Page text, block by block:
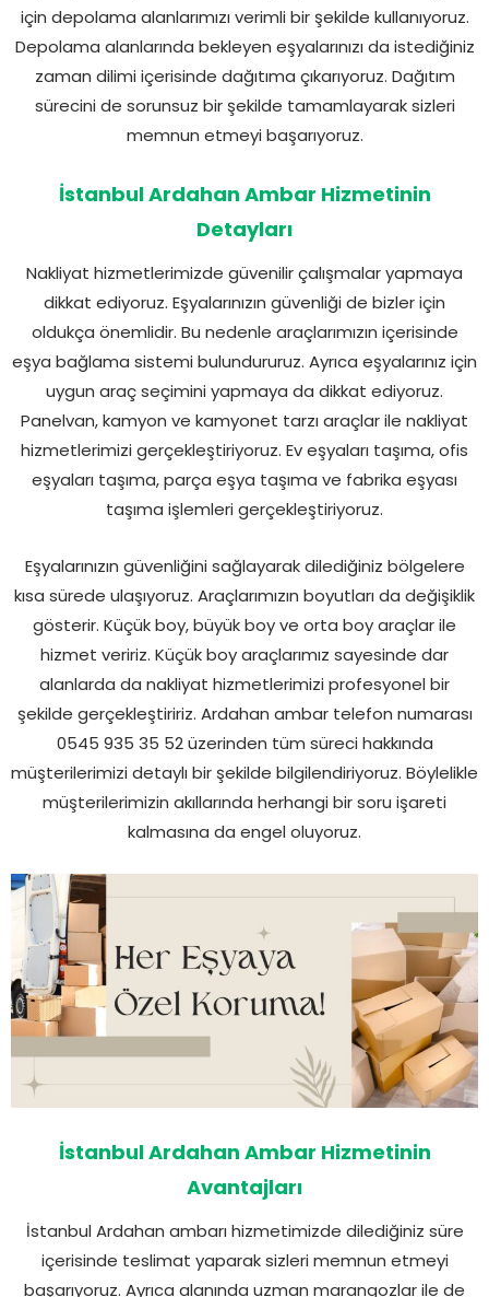
için depolama alanlarımızı verimli bir şekilde kullanıyoruz.
Depolama alanlarında bekleyen eşyalarınızı da istediğiniz
zaman dilimi içerisinde dağıtıma çıkarıyoruz. Dağıtım
sürecini de sorunsuz bir şekilde tamamlayarak sizleri
memnun etmeyi başarıyoruz.
İstanbul Ardahan Ambar Hizmetinin
Detayları
Nakliyat hizmetlerimizde güvenilir çalışmalar yapmaya
dikkat ediyoruz. Eşyalarınızın güvenliği de bizler için
oldukça önemlidir. Bu nedenle araçlarımızın içerisinde
eşya bağlama sistemi bulundururuz. Ayrıca eşyalarınız için
uygun araç seçimini yapmaya da dikkat ediyoruz.
Panelvan, kamyon ve kamyonet tarzı araçlar ile nakliyat
hizmetlerimizi gerçekleştiriyoruz. Ev eşyaları taşıma, ofis
eşyaları taşıma, parça eşya taşıma ve fabrika eşyası
taşıma işlemleri gerçekleştiriyoruz.
Eşyalarınızın güvenliğini sağlayarak dilediğiniz bölgelere
kısa sürede ulaşıyoruz. Araçlarımızın boyutları da değişiklik
gösterir. Küçük boy, büyük boy ve orta boy araçlar ile
hizmet veririz. Küçük boy araçlarımız sayesinde dar
alanlarda da nakliyat hizmetlerimizi profesyonel bir
şekilde gerçekleştiririz. Ardahan ambar telefon numarası
0545 935 35 52 üzerinden tüm süreci hakkında
müşterilerimizi detaylı bir şekilde bilgilendiriyoruz. Böylelikle
müşterilerimizin akıllarında herhangi bir soru işareti
kalmasına da engel oluyoruz.
İstanbul Ardahan Ambar Hizmetinin
Avantajları
İstanbul Ardahan ambarı hizmetimizde dilediğiniz süre
içerisinde teslimat yaparak sizleri memnun etmeyi
başarıyoruz. Ayrıca alanında uzman marangozlar ile de